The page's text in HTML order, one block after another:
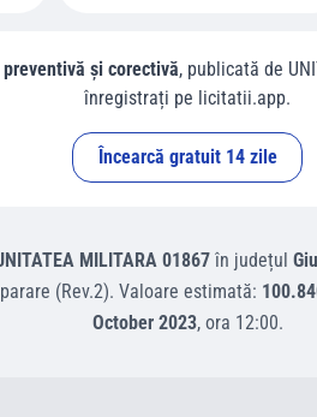
și corectivă, publicată de
înregistrați pe licitatii.app.
Încearcă gratuit 14 zile
MILITARA 01867în județul
(Rev.2). Valoare estimată:
October 2023, ora 12:00.